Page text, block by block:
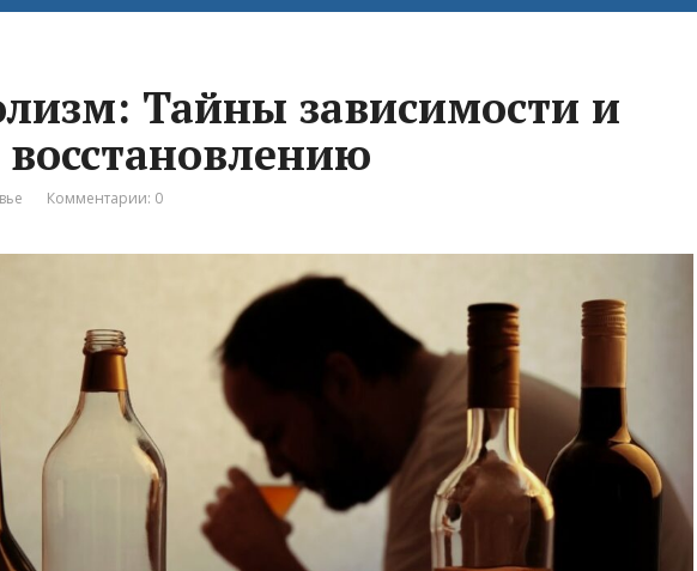
Тайны зависимости и
Комментарии: 0